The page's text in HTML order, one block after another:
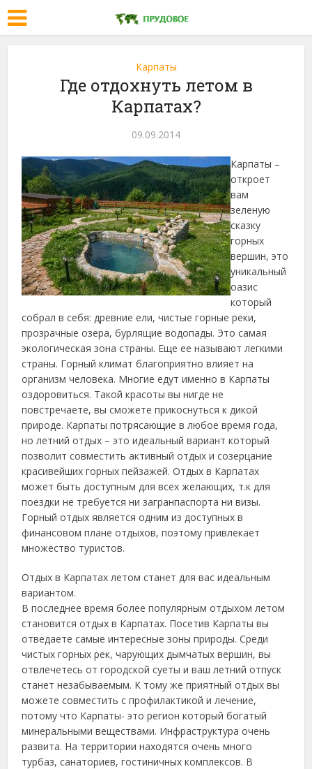
Карпаты
Где отдохнуть летом в
Карпатах?
09.09.2014
Карпаты –
откроет
вам
зеленую
сказку
горных
вершин, это
уникальный
оазис
который
собрал в себя: древние ели, чистые горные реки,
прозрачные озера, бурлящие водопады. Это самая
экологическая зона страны. Еще ее называют легкими
страны. Горный климат благоприятно влияет на
организм человека. Многие едут именно в Карпаты
оздоровиться. Такойкрасоты вы нигде не
повстречаете, вы сможете прикоснуться к дикой
природе. Карпаты потрясающие в любое время года,
но летний отдых – это идеальный вариант который
позволит совместить активный отдых и созерцание
красивейших горных пейзажей. Отдых в Карпатах
может быть доступным для всех желающих, т.к для
поездки не требуется ни загранпаспорта ни визы.
Горный отдых является одним из доступных в
финансовом плане отдыхов, поэтому привлекает
множество туристов.
Отдых в Карпатах летом станет для вас идеальным
вариантом.
В последнее время более популярным отдыхом летом
становится отдых в Карпатах. Посетив Карпаты вы
отведаете самые интересные зоны природы. Среди
чистых горных рек, чарующих дымчатых вершин, вы
отвлечетесь от городской суеты и ваш летний отпуск
станет незабываемым. К тому же приятный отдых вы
можете совместить с профилактикой и лечение,
потому что Карпаты- это регион который богатый
минеральными веществами. Инфраструктура очень
развита. На территории находятся очень много
турбаз, санаториев, гостиничных комплексов. В